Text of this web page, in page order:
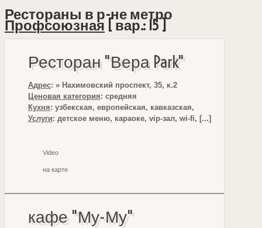
Рестораны в р-не метро
Профсоюзная [ вар.: 15 ]
Ресторан "Вера Park"
Адрес: » Нахимовский проспект, 35, к.2
Ценовая категория: средняя
Кухня: узбекская, европейская, кавказская,
Услуги: детское меню, караоке, vip-зал, wi-fi, [...]
Video
на карте
кафе "Му-Му"